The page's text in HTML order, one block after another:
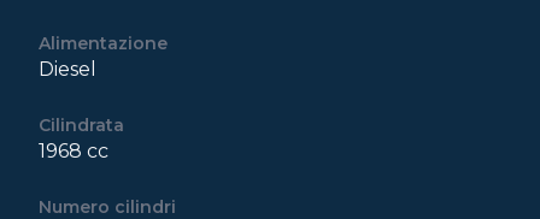
Alimentazione
Diesel
Cilindrata
1968 cc
Numero cilindri